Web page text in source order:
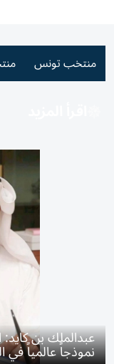
منتخب تونس
عبدالملك بن
نموذجاً عالمياً في